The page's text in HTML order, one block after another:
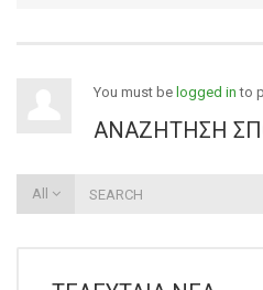
You must be logged in to
ΑΝΑΖΉΤΗΣΗ
All